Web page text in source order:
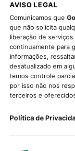
AVISO LEGAL
Comunicamos que
que não solicita
liberação de
continuamente para
informações,
desatualizado em
temos controle
por isso não nos
terceiros e
Política de